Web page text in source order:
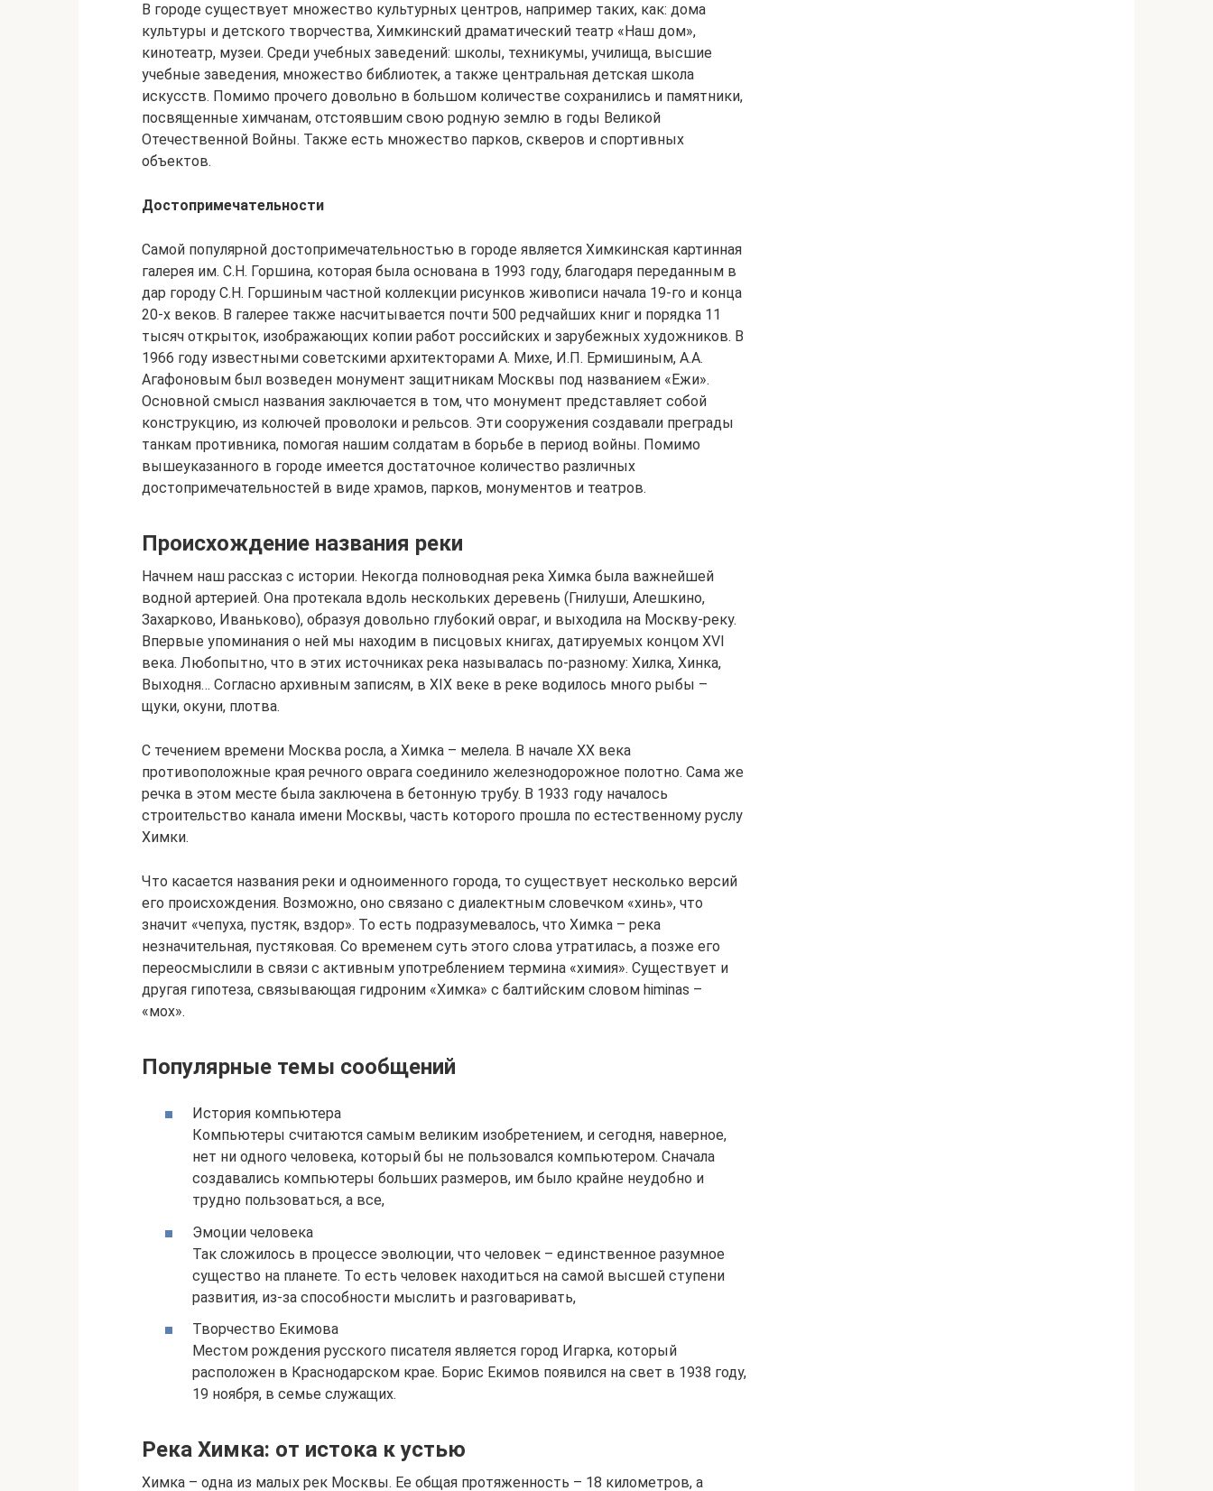
В городе существует множество культурных центров, например таких, как: дома
культуры и детского творчества, Химкинский драматический театр «Наш дом»,
кинотеатр, музеи. Среди учебных заведений: школы, техникумы, училища, высшие
учебные заведения, множество библиотек, а также центральная детская школа
искусств. Помимо прочего довольно в большом количестве сохранились и памятники,
посвященные химчанам, отстоявшим свою родную землю в годы Великой
Отечественной Войны. Также есть множество парков, скверов и спортивных
объектов.
Достопримечательности
Самой популярной достопримечательностью в городе является Химкинская картинная
галерея им. С.Н. Горшина, которая была основана в 1993 году, благодаря переданным в
дар городу С.Н. Горшиным частной коллекции рисунков живописи начала 19-го и конца
20-х веков. В галерее также насчитывается почти 500 редчайших книг и порядка 11
тысяч открыток, изображающих копии работ российских и зарубежных художников. В
1966 году известными советскими архитекторами А. Михе, И.П. Ермишиным, А.А.
Агафоновым был возведен монумент защитникам Москвы под названием «Ежи».
Основной смысл названия заключается в том, что монумент представляет собой
конструкцию, из колючей проволоки и рельсов. Эти сооружения создавали преграды
танкам противника, помогая нашим солдатам в борьбе в период войны. Помимо
вышеуказанного в городе имеется достаточное количество различных
достопримечательностей в виде храмов, парков, монументов и театров.
Происхождение названия реки
Начнем наш рассказ с истории. Некогда полноводная река Химка была важнейшей
водной артерией. Она протекала вдоль нескольких деревень (Гнилуши, Алешкино,
Захарково, Иваньково), образуя довольно глубокий овраг, и выходила на Москву-реку.
Впервые упоминания о ней мы находим в писцовых книгах, датируемых концом XVI
века. Любопытно, что в этих источниках река называлась по-разному: Хилка, Хинка,
Выходня… Согласно архивным записям, в XIX веке в реке водилось много рыбы –
щуки, окуни, плотва.
С течением времени Москва росла, а Химка – мелела. В начале ХХ века
противоположные края речного оврага соединило железнодорожное полотно. Сама же
речка в этом месте была заключена в бетонную трубу. В 1933 году началось
строительство канала имени Москвы, часть которого прошла по естественному руслу
Химки.
Что касается названия реки и одноименного города, то существует несколько версий
его происхождения. Возможно, оно связано с диалектным словечком «хинь», что
значит «чепуха, пустяк, вздор». То есть подразумевалось, что Химка – река
незначительная, пустяковая. Со временем суть этого слова утратилась, а позже его
переосмыслили в связи с активным употреблением термина «химия». Существует и
другая гипотеза, связывающая гидроним «Химка» с балтийским словом himinas –
«мох».
Популярные темы сообщений
История компьютера
Компьютеры считаются самым великим изобретением, и сегодня, наверное,
нет ни одного человека, который бы не пользовался компьютером. Сначала
создавались компьютеры больших размеров, им было крайне неудобно и
трудно пользоваться, а все,
Эмоции человека
Так сложилось в процессе эволюции, что человек – единственное разумное
существо на планете. То есть человек находиться на самой высшей ступени
развития, из-за способности мыслить и разговаривать,
Творчество Екимова
Местом рождения русского писателя является город Игарка, который
расположен в Краснодарском крае. Борис Екимов появился на свет в 1938 году,
19 ноября, в семье служащих.
Река Химка: от истока к устью
Химка – одна из малых рек Москвы. Ее общая протяженность – 18 километров, а